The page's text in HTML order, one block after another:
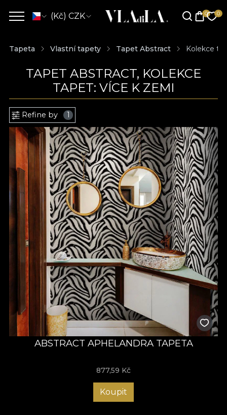
(Kč) CZK
Tapeta Vlastní tapety Tapet Abstract Kolekce
TAPET ABSTRACT, KOLEKCE
TAPET: VÍCE K ZEMI
Refine by 1
ABSTRACT APHELANDRA TAPETA
877,59 Kč
Koupit